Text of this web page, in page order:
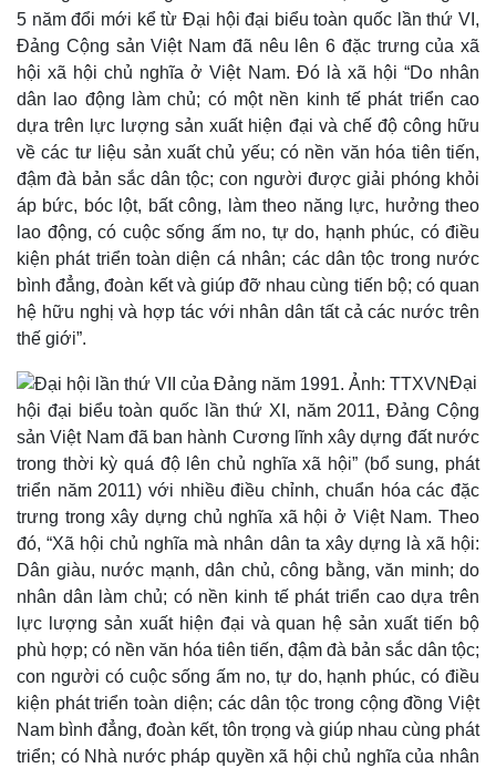
Kinh tế
Bất động sản
Khởi nghiệp
Thị trường
Giá vàng
Tiêu dùng
Chứng khoán
Giá cà phê
Pháp luật
Vụ án
Tin nóng
Tư vấn luật
Quân sự - Quốc phòng
Vũ khí
Việt Nam
Phân tích
5 năm đổi mới kể từ Đại hội đại biểu toàn quốc lần thứ VI,
Đảng Cộng sản Việt Nam đã nêu lên 6 đặc trưng của xã
hội xã hội chủ nghĩa ở Việt Nam. Đó là xã hội “Do nhân
dân lao động làm chủ; có một nền kinh tế phát triển cao
dựa trên lực lượng sản xuất hiện đại và chế độ công hữu
về các tư liệu sản xuất chủ yếu; có nền văn hóa tiên tiến,
đậm đà bản sắc dân tộc; con người được giải phóng khỏi
áp bức, bóc lột, bất công, làm theo năng lực, hưởng theo
lao động, có cuộc sống ấm no, tự do, hạnh phúc, có điều
kiện phát triển toàn diện cá nhân; các dân tộc trong nước
bình đẳng, đoàn kết và giúp đỡ nhau cùng tiến bộ; có quan
hệ hữu nghị và hợp tác với nhân dân tất cả các nước trên
thế giới”.
Đại
hội đại biểu toàn quốc lần thứ XI, năm 2011, Đảng Cộng
sản Việt Nam đã ban hành Cương lĩnh xây dựng đất nước
trong thời kỳ quá độ lên chủ nghĩa xã hội” (bổ sung, phát
triển năm 2011) với nhiều điều chỉnh, chuẩn hóa các đặc
trưng trong xây dựng chủ nghĩa xã hội ở Việt Nam. Theo
đó, “Xã hội chủ nghĩa mà nhân dân ta xây dựng là xã hội:
Dân giàu, nước mạnh, dân chủ, công bằng, văn minh; do
nhân dân làm chủ; có nền kinh tế phát triển cao dựa trên
lực lượng sản xuất hiện đại và quan hệ sản xuất tiến bộ
phù hợp; có nền văn hóa tiên tiến, đậm đà bản sắc dân tộc;
con người có cuộc sống ấm no, tự do, hạnh phúc, có điều
kiện phát triển toàn diện; các dân tộc trong cộng đồng Việt
Nam bình đẳng, đoàn kết, tôn trọng và giúp nhau cùng phát
triển; có Nhà nước pháp quyền xã hội chủ nghĩa của nhân